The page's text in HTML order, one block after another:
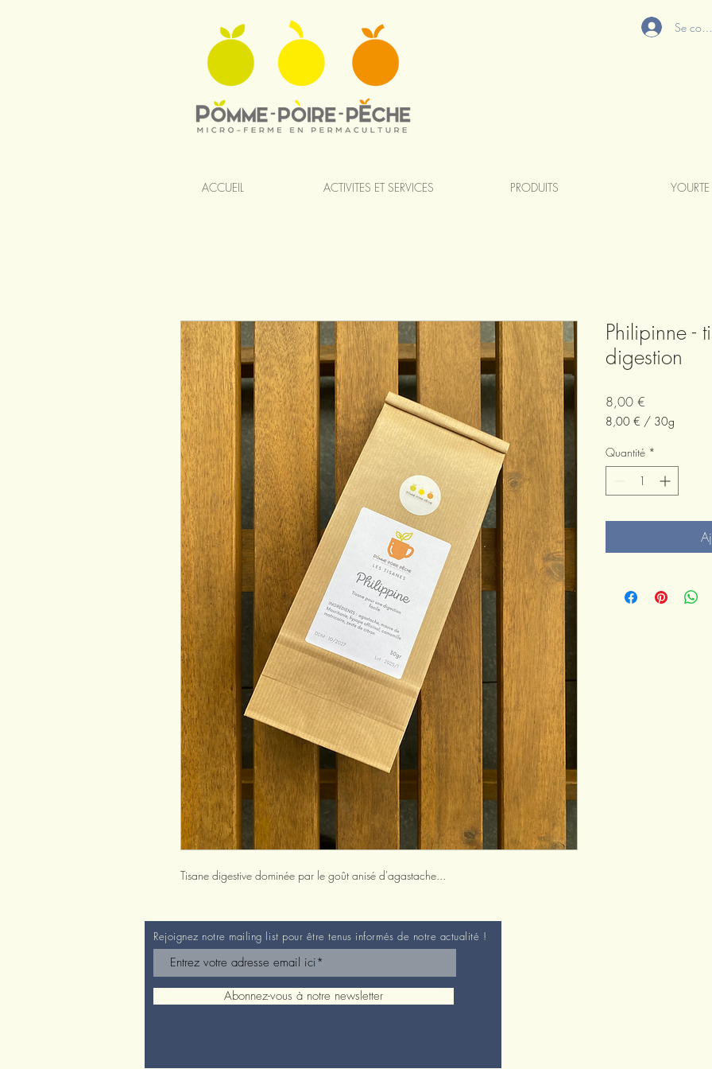
Se
ACCUEIL ACTIVITES ET SERVICES PRODUITS YOURTE
Tisane digestive dominée par le goût anisé d'agastache...
Philipinne -
digestion
8,00 €
8,00 € / 30g
pour
30
Grammes
Quantité *
Rejoignez notre mailing list pour être tenus informés de notre actualité !
Abonnez-vous à notre newsletter